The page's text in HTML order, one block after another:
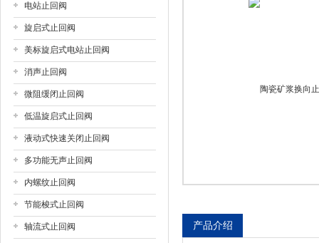
上海戎钛阀门制造有限公司
电站止回阀
旋启式止回阀
美标旋启式电站止回阀
消声止回阀
微阻缓闭止回阀
低温旋启式止回阀
液动式快速关闭止回阀
多功能无声止回阀
内螺纹止回阀
节能梭式止回阀
轴流式止回阀 产品介绍